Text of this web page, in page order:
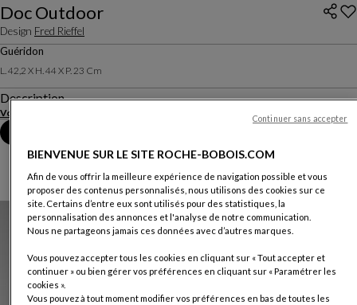
Doc Outdoor
Design Fred Rieffel
Guéridon
L. 42,2 X H. 44 X P. 23 Cm
Description
Voir plus
BIENVENUE SUR LE SITE ROCHE-BOBOIS.COM
Afin de vous offrir la meilleure expérience de navigation possible et vous
proposer des contenus personnalisés, nous utilisons des cookies sur ce
site. Certains d’entre eux sont utilisés pour des statistiques, la
personnalisation des annonces et l'analyse de notre communication.
Nous ne partageons jamais ces données avec d’autres marques.
Vous pouvez accepter tous les cookies en cliquant sur « Tout accepter et
continuer » ou bien gérer vos préférences en cliquant sur « Paramétrer les
cookies ».
Vous pouvez à tout moment modifier vos préférences en bas de toutes les
Continuer sans accepter